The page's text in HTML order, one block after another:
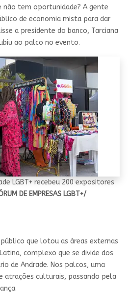
não tem oportunidade? A gente
de economia mista para dar
a presidente do banco, Tarciana
ao palco no evento.
LGBT+ recebeu 200 expositores
DE EMPRESAS LGBT+/
que lotou as áreas externas
complexo que se divide dos
de Andrade. Nos palcos, uma
atrações culturais, passando pela